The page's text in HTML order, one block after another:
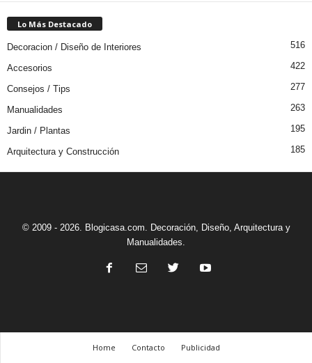
Lo Más Destacado
Decoracion / Diseño de Interiores 516
Accesorios 422
Consejos / Tips 277
Manualidades 263
Jardin / Plantas 195
Arquitectura y Construcción 185
© 2009 - 2026. Blogicasa.com. Decoración, Diseño, Arquitectura y
Manualidades.
Home Contacto Publicidad